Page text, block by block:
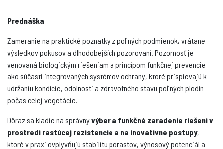
Prednáška
Zameranie na praktické poznatky z poľných podmienok, vrátane
výsledkov pokusov a dlhodobejších pozorovaní. Pozornosť je
venovaná biologickým riešeniam a princípom funkčnej prevencie
ako súčasti integrovaných systémov ochrany, ktoré prispievajú k
udržaniu kondície, odolnosti a zdravotného stavu poľných plodín
počas celej vegetácie.
Dôraz sa kladie na správnyvýber a funkčné zaradenie riešení v
prostredí rastúcej rezistencie a na inovatívne postupy,
ktoré v praxi ovplyvňujú stabilitu porastov, výnosový potenciál a